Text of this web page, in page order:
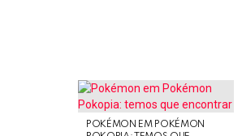
LATEST
STORIES
POKÉMON EM POKÉMON